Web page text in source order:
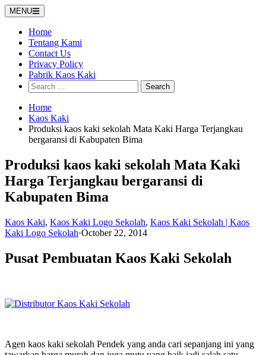
Skip
to
content
MENU
Home
Tentang Kami
Contact Us
Privacy Policy
Pabrik Kaos Kaki
Search
for:
Home
Kaos Kaki
Produksi kaos kaki sekolah Mata Kaki Harga Terjangkau
bergaransi di Kabupaten Bima
Produksi kaos kaki sekolah Mata Kaki
Harga Terjangkau bergaransi di
Kabupaten Bima
Kaos Kaki, Kaos Kaki Logo Sekolah, Kaos Kaki Sekolah | Kaos
Kaki Logo Sekolah·October 22, 2014
Pusat Pembuatan Kaos Kaki Sekolah
Agen kaos kaki sekolah Pendek yang anda cari sepanjang ini yang